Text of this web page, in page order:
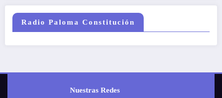
Radio Paloma Constitución
Nuestras Redes